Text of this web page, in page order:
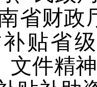
省财政
贴省
文件精